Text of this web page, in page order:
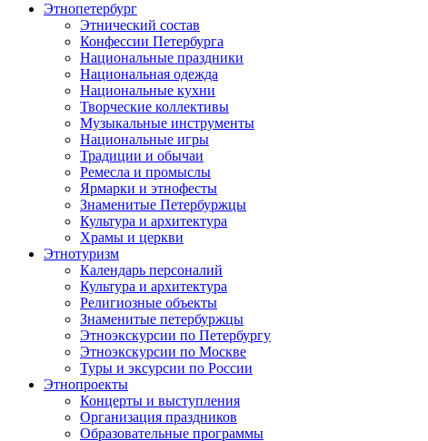
Этнопетербург
Этнический состав
Конфессии Петербурга
Национальные праздники
Национальная одежда
Национальные кухни
Творческие коллективы
Музыкальные инструменты
Национальные игры
Традиции и обычаи
Ремесла и промыслы
Ярмарки и этнофесты
Знаменитые Петербуржцы
Культура и архитектура
Храмы и церкви
Этнотуризм
Календарь персоналий
Культура и архитектура
Религиозные объекты
Знаменитые петербуржцы
Этноэкскурсии по Петербургу
Этноэкскурсии по Москве
Туры и эксурсии по России
Этнопроекты
Концерты и выступления
Организация праздников
Образовательные программы